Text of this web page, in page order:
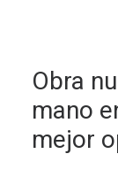
Obra
mano
mejor